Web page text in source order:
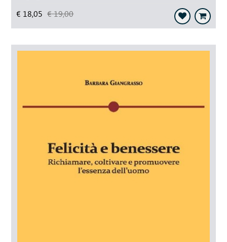
€ 18,05 € 19,00